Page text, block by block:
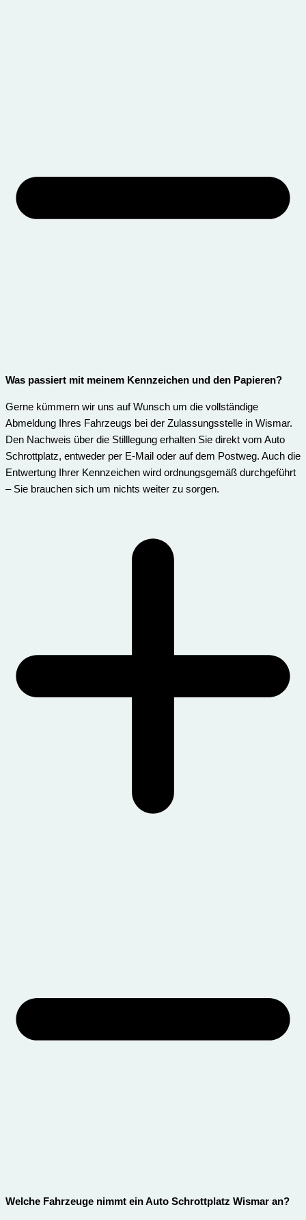
Was passiert mit meinem Kennzeichen und den Papieren?
Gerne kümmern wir uns auf Wunsch um die vollständige
Abmeldung Ihres Fahrzeugs bei der Zulassungsstelle in Wismar.
Den Nachweis über die Stilllegung erhalten Sie direkt vom Auto
Schrottplatz, entweder per E-Mail oder auf dem Postweg. Auch die
Entwertung Ihrer Kennzeichen wird ordnungsgemäß durchgeführt
– Sie brauchen sich um nichts weiter zu sorgen.
Welche Fahrzeuge nimmt ein Auto Schrottplatz Wismar an?